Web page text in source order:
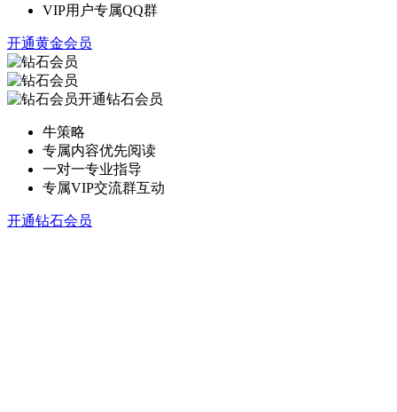
VIP用户专属QQ群
开通黄金会员
开通钻石会员
牛策略
专属内容优先阅读
一对一专业指导
专属VIP交流群互动
开通钻石会员